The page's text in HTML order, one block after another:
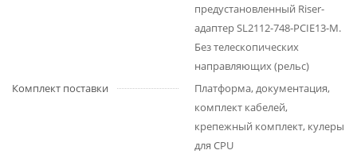
предустановленный Riser-
адаптер SL2112-748-PCIE13-M.
Без телескопических
направляющих (рельс)
Комплект поставки
Платформа, документация,
комплект кабелей,
крепежный комплект, кулеры
для CPU